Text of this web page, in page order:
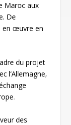
Maroc aux
De
en œuvre en
du projet
l’Allemagne,
des